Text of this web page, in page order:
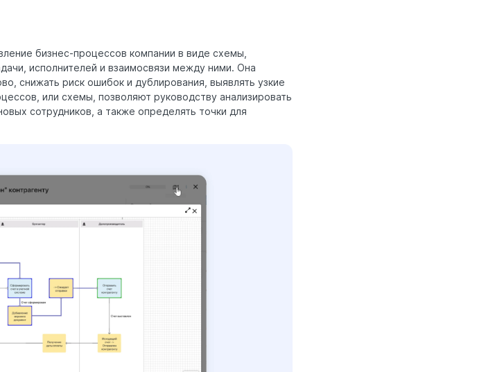
бизнес-процессов компании в виде схемы,
исполнителей и взаимосвязи между ними. Она
снижать риск ошибок и дублирования, выявлять узкие
или схемы, позволяют руководству анализировать
сотрудников, а также определять точки для